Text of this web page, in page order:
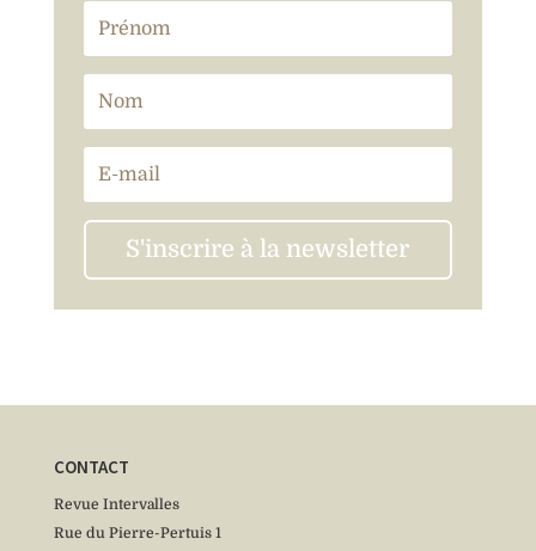
S'inscrire à la newsletter
CONTACT
Revue Intervalles
Rue du Pierre-Pertuis 1